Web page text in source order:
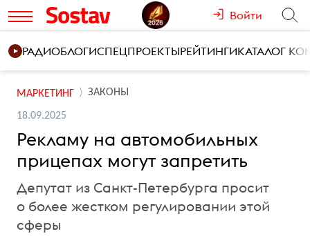
Войти
РАДИОБЛОГИСПЕЦПРОЕКТЫРЕЙТИНГИКАТАЛОГ
МАРКЕТИНГ ЗАКОНЫ
18.09.2025
Рекламу на автомобильных
прицепах могут запретить
Депутат из Санкт-Петербурга просит
о более жестком регулировании этой
сферы